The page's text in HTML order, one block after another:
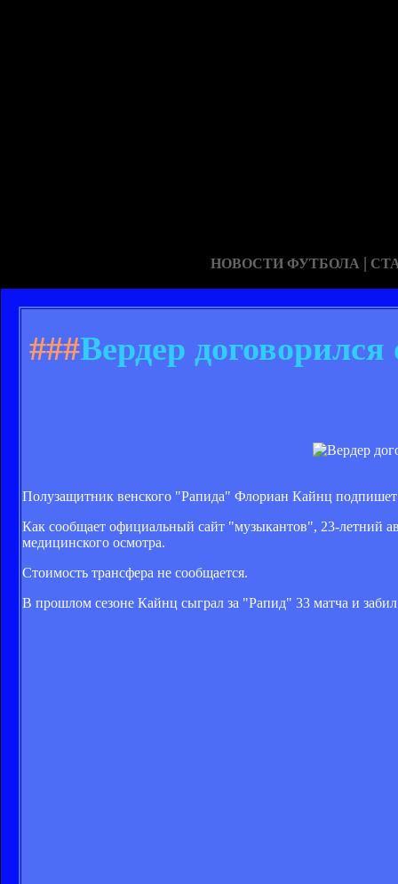
НОВОСТИ ФУТБОЛА |
###Вердер договорился
Полузащитник венского "Рапида" Флориан Кайнц
Как сообщает официальный сайт "музыкантов", 23-летний
медицинского осмотра.
Стоимость трансфера не сообщается.
В прошлом сезоне Кайнц сыграл за "Рапид" 33 матча и